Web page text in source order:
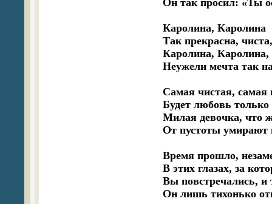
Он так просил: «Ты
Каролина, Каролина
Так прекрасна,
Каролина, Каролина,
Неужели мечта так
Самая чистая, самая
Будет любовь только
Милая девочка, что
От пустоты умирают
Время прошло,
В этих глазах, за
Вы повстречались,
Он лишь тихонько